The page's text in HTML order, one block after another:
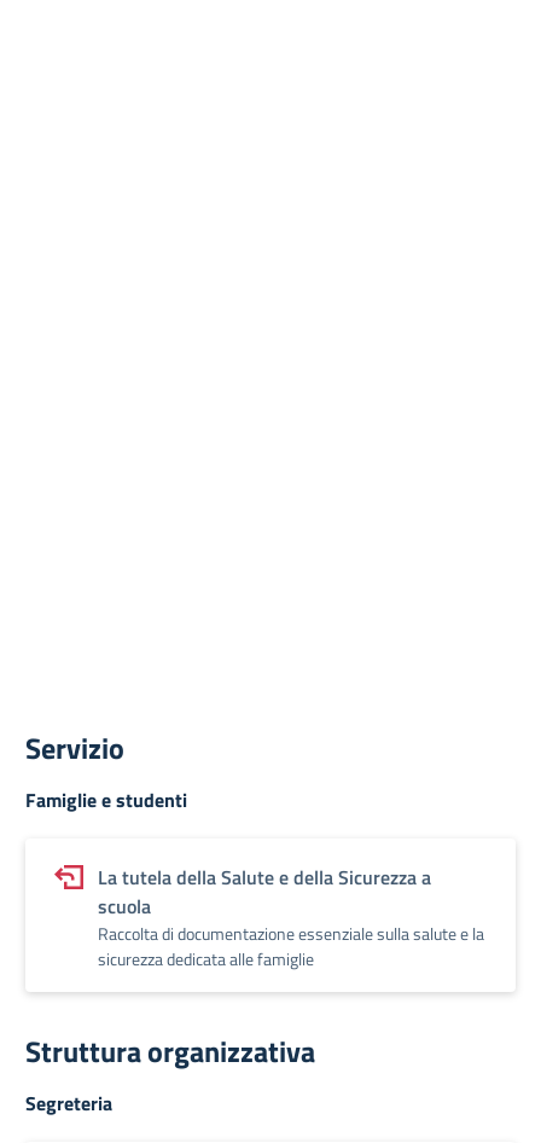
Servizio
Famiglie e studenti
La tutela della Salute e della Sicurezza a
scuola
Raccolta di documentazione essenziale sulla salute e la
sicurezza dedicata alle famiglie
Struttura organizzativa
Segreteria